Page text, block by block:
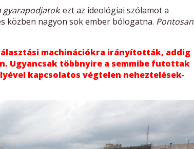
gyarapodjatok: ezt az ideológiai szólamot a
közben nagyon sok ember bólogatna. Pontosan
machinációkra irányították, addig
Ugyancsak többnyire a semmibe futottak
kapcsolatos végtelen neheztelések-